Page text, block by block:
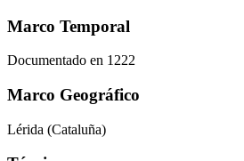
Marco Temporal
Documentado en 1222
Marco Geográfico
Lérida (Cataluña)